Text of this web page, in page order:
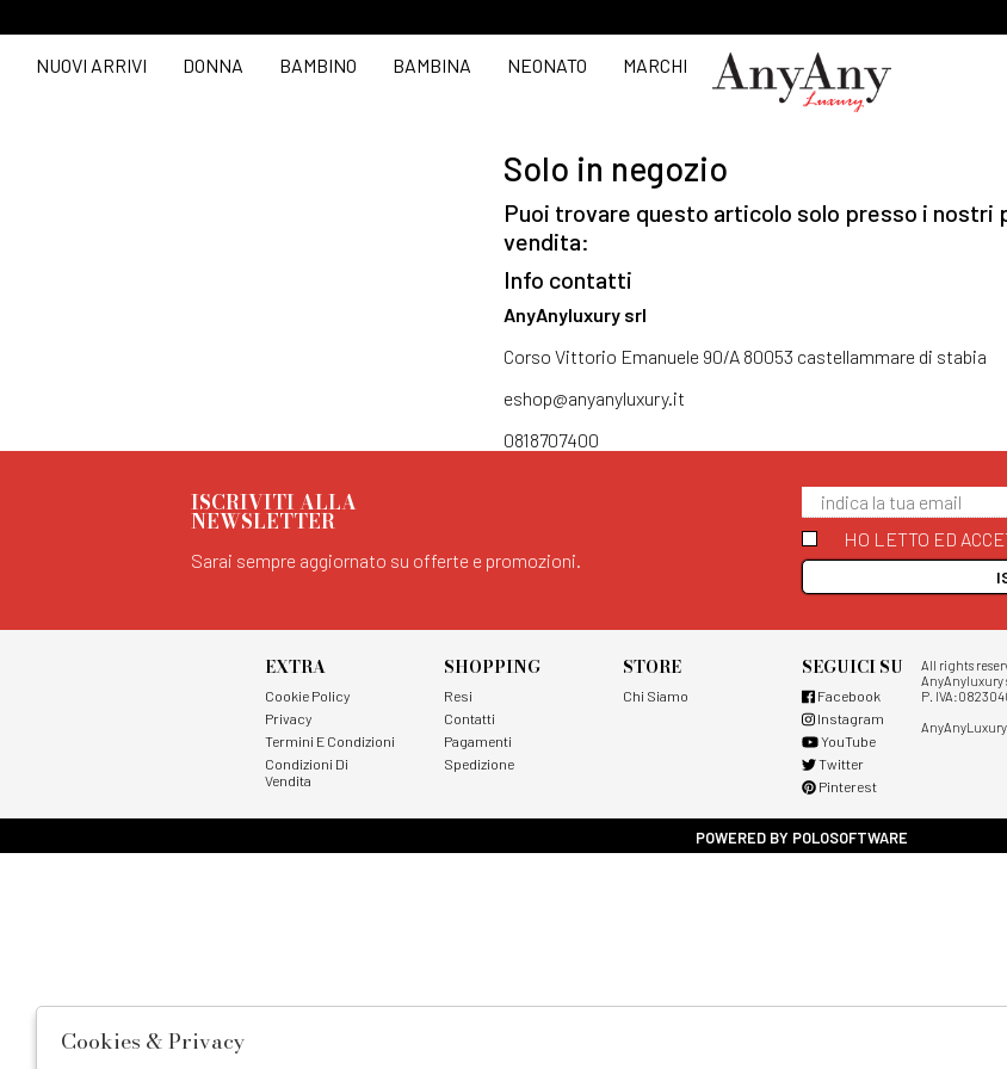
NUOVI ARRIVI DONNA BAMBINO BAMBINA NEONATO MARCHI
Solo in negozio
Puoi trovare questo articolo solo presso i nostri
vendita:
Info contatti
AnyAnyluxury srl
Corso Vittorio Emanuele 90/A 80053 castellammare di stabia
eshop@anyanyluxury.it
0818707400
ISCRIVITI ALLA
NEWSLETTER
Sarai sempre aggiornato su offerte e promozioni.
HO LETTO ED
EXTRA
Cookie Policy
Privacy
Termini E Condizioni
Condizioni Di
Vendita
SHOPPING
Resi
Contatti
Pagamenti
Spedizione
STORE
Chi Siamo
SEGUICI SU
Facebook
Instagram
YouTube
Twitter
Pinterest
All rights
AnyAnyluxury
P.
AnyAnyLuxury
POWERED BY POLOSOFTWARE
Cookies & Privacy